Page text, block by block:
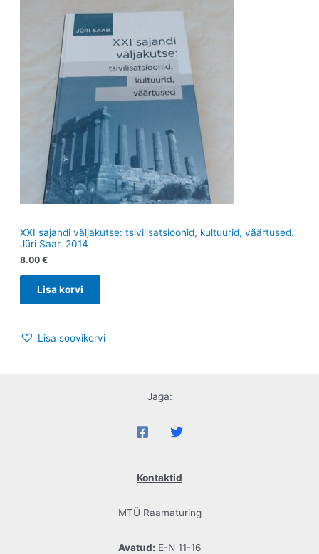
XXI sajandi väljakutse: tsivilisatsioonid, kultuurid, väärtused.
Jüri Saar. 2014
8.00 €
Lisa korvi
Lisa soovikorvi
Jaga:
Kontaktid
MTÜ Raamaturing
Avatud: E-N 11-16